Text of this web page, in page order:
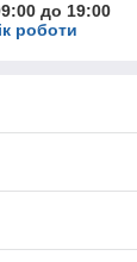
до 19:00
роботи